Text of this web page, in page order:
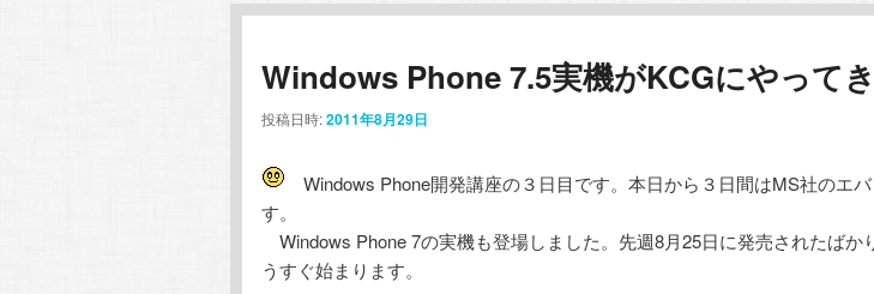
Windows Phone 7.5実機がKCGにやってき
投稿日時:2011年8月29日
Windows Phone開発講座の３日目です。本日から３日間はMS社のエ
す。
Windows Phone 7の実機も登場しました。先週8月25日に発売されたばか
うすぐ始まります。